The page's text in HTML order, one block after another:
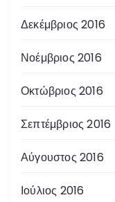
Δεκέμβριος 2016
Νοέμβριος 2016
Οκτώβριος 2016
Σεπτέμβριος 2016
Αύγουστος 2016
Ιούλιος 2016